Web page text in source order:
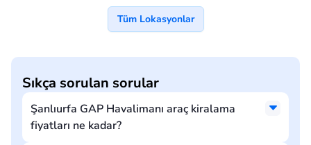
Tüm Lokasyonlar
Sıkça sorulan sorular
Şanlıurfa GAP Havalimanı araç kiralama
fiyatları ne kadar?